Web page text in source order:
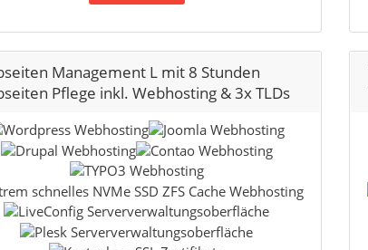
Management L mit 8 Stunden
Pflege inkl. Webhosting & 3x TLDs